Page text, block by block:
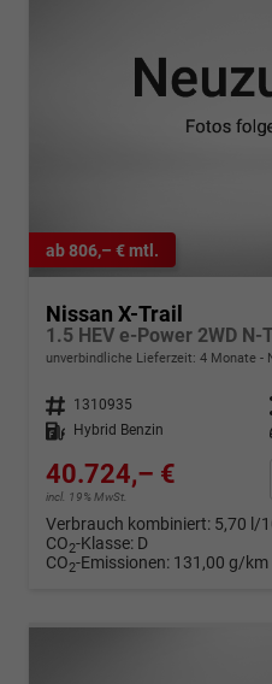
ab 806,– € mtl.
Nissan X-Trail
1.5 HEV e-Power 2WD N-
unverbindliche Lieferzeit: 4 Monate
Fahrzeugnr. 1310935
Kraftstoff
Hybrid Benzin
40.724,– €
incl. 19% MwSt.
Verbrauch kombiniert: 5,70 l/
CO2-Klasse: D
CO2-Emissionen: 131,00 g/km